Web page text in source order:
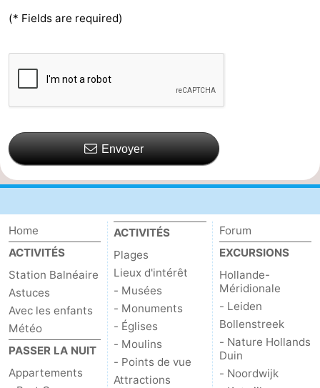
Schouwen
Nature
-
Nature
Mantelingen
Zoutelande
-
Vlissingen
-
Contact
(* Fields are required)
Envoyer
Home
ACTIVITÉS
Station Balnéaire
Astuces
Avec les enfants
Météo
PASSER LA NUIT
Appartements
ACTIVITÉS
Plages
Lieux d'intérêt
- Musées
- Monuments
- Églises
- Moulins
- Points de vue
Attractions
Forum
EXCURSIONS
Hollande-
Méridionale
- Leiden
Bollenstreek
- Nature Hollands
Duin
- Noordwijk